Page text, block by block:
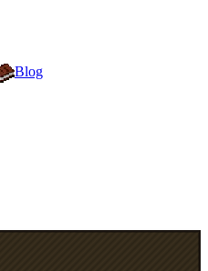
Blog